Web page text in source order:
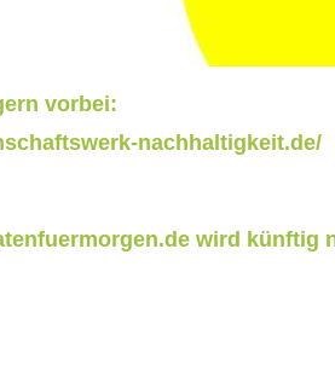
vorbei:
nachhaltigkeit.de/
wird künftig